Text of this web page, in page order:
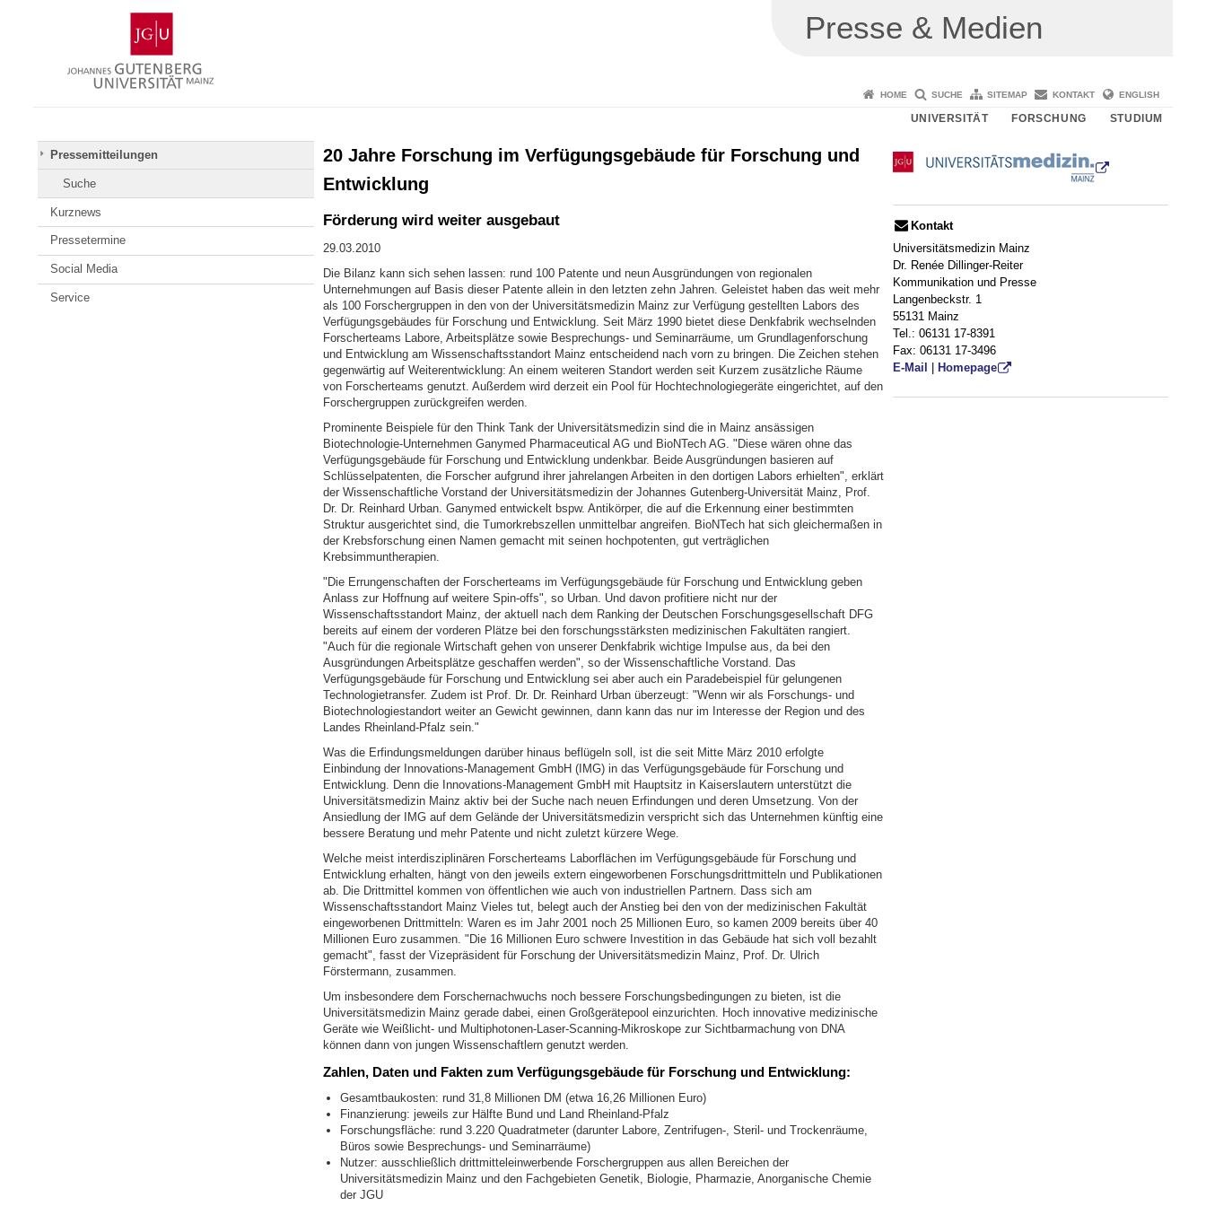
Gutenberg-
Universität
Mainz
Presse & Medien
HOME SUCHE SITEMAP KONTAKT ENGLISH
UNIVERSITÄT FORSCHUNG STUDIUM
Pressemitteilungen
Suche
Kurznews
Pressetermine
Social Media
Service
20 Jahre Forschung im Verfügungsgebäude für Forschung und
Entwicklung
Förderung wird weiter ausgebaut
29.03.2010
Die Bilanz kann sich sehen lassen: rund 100 Patente und neun Ausgründungen von regionalen
Unternehmungen auf Basis dieser Patente allein in den letzten zehn Jahren. Geleistet haben das weit mehr
als 100 Forschergruppen in den von der Universitätsmedizin Mainz zur Verfügung gestellten Labors des
Verfügungsgebäudes für Forschung und Entwicklung. Seit März 1990 bietet diese Denkfabrik wechselnden
Forscherteams Labore, Arbeitsplätze sowie Besprechungs- und Seminarräume, um Grundlagenforschung
und Entwicklung am Wissenschaftsstandort Mainz entscheidend nach vorn zu bringen. Die Zeichen stehen
gegenwärtig auf Weiterentwicklung: An einem weiteren Standort werden seit Kurzem zusätzliche Räume
von Forscherteams genutzt. Außerdem wird derzeit ein Pool für Hochtechnologiegeräte eingerichtet, auf den
Forschergruppen zurückgreifen werden.
Prominente Beispiele für den Think Tank der Universitätsmedizin sind die in Mainz ansässigen
Biotechnologie-Unternehmen Ganymed Pharmaceutical AG und BioNTech AG. "Diese wären ohne das
Verfügungsgebäude für Forschung und Entwicklung undenkbar. Beide Ausgründungen basieren auf
Schlüsselpatenten, die Forscher aufgrund ihrer jahrelangen Arbeiten in den dortigen Labors erhielten", erklärt
der Wissenschaftliche Vorstand der Universitätsmedizin der Johannes Gutenberg-Universität Mainz, Prof.
Dr. Dr. Reinhard Urban. Ganymed entwickelt bspw. Antikörper, die auf die Erkennung einer bestimmten
Struktur ausgerichtet sind, die Tumorkrebszellen unmittelbar angreifen. BioNTech hat sich gleichermaßen in
der Krebsforschung einen Namen gemacht mit seinen hochpotenten, gut verträglichen
Krebsimmuntherapien.
"Die Errungenschaften der Forscherteams im Verfügungsgebäude für Forschung und Entwicklung geben
Anlass zur Hoffnung auf weitere Spin-offs", so Urban. Und davon profitiere nicht nur der
Wissenschaftsstandort Mainz, der aktuell nach dem Ranking der Deutschen Forschungsgesellschaft DFG
bereits auf einem der vorderen Plätze bei den forschungsstärksten medizinischen Fakultäten rangiert.
"Auch für die regionale Wirtschaft gehen von unserer Denkfabrik wichtige Impulse aus, da bei den
Ausgründungen Arbeitsplätze geschaffen werden", so der Wissenschaftliche Vorstand. Das
Verfügungsgebäude für Forschung und Entwicklung sei aber auch ein Paradebeispiel für gelungenen
Technologietransfer. Zudem ist Prof. Dr. Dr. Reinhard Urban überzeugt: "Wenn wir als Forschungs- und
Biotechnologiestandort weiter an Gewicht gewinnen, dann kann das nur im Interesse der Region und des
Landes Rheinland-Pfalz sein."
Was die Erfindungsmeldungen darüber hinaus beflügeln soll, ist die seit Mitte März 2010 erfolgte
Einbindung der Innovations-Management GmbH (IMG) in das Verfügungsgebäude für Forschung und
Entwicklung. Denn die Innovations-Management GmbH mit Hauptsitz in Kaiserslautern unterstützt die
Universitätsmedizin Mainz aktiv bei der Suche nach neuen Erfindungen und deren Umsetzung. Von der
Ansiedlung der IMG auf dem Gelände der Universitätsmedizin verspricht sich das Unternehmen künftig eine
bessere Beratung und mehr Patente und nicht zuletzt kürzere Wege.
Welche meist interdisziplinären Forscherteams Laborflächen im Verfügungsgebäude für Forschung und
Entwicklung erhalten, hängt von den jeweils extern eingeworbenen Forschungsdrittmitteln und Publikationen
ab. Die Drittmittel kommen von öffentlichen wie auch von industriellen Partnern. Dass sich am
Wissenschaftsstandort Mainz Vieles tut, belegt auch der Anstieg bei den von der medizinischen Fakultät
eingeworbenen Drittmitteln: Waren es im Jahr 2001 noch 25 Millionen Euro, so kamen 2009 bereits über 40
Millionen Euro zusammen. "Die 16 Millionen Euro schwere Investition in das Gebäude hat sich voll bezahlt
gemacht", fasst der Vizepräsident für Forschung der Universitätsmedizin Mainz, Prof. Dr. Ulrich
Förstermann, zusammen.
Um insbesondere dem Forschernachwuchs noch bessere Forschungsbedingungen zu bieten, ist die
Universitätsmedizin Mainz gerade dabei, einen Großgerätepool einzurichten. Hoch innovative medizinische
Geräte wie Weißlicht- und Multiphotonen-Laser-Scanning-Mikroskope zur Sichtbarmachung von DNA
können dann von jungen Wissenschaftlern genutzt werden.
Zahlen, Daten und Fakten zum Verfügungsgebäude für Forschung und Entwicklung:
Gesamtbaukosten: rund 31,8 Millionen DM (etwa 16,26 Millionen Euro)
Finanzierung: jeweils zur Hälfte Bund und Land Rheinland-Pfalz
Forschungsfläche: rund 3.220 Quadratmeter (darunter Labore, Zentrifugen-, Steril- und Trockenräume,
Büros sowie Besprechungs- und Seminarräume)
Nutzer: ausschließlich drittmitteleinwerbende Forschergruppen aus allen Bereichen der
Universitätsmedizin Mainz und den Fachgebieten Genetik, Biologie, Pharmazie, Anorganische Chemie
der JGU
Kontakt
Universitätsmedizin Mainz
Dr. Renée Dillinger-Reiter
Kommunikation und Presse
Langenbeckstr. 1
55131 Mainz
Tel.: 06131 17-8391
Fax: 06131 17-3496
E-Mail
Homepage